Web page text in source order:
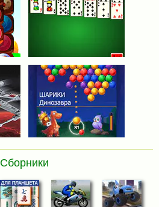
Сборники